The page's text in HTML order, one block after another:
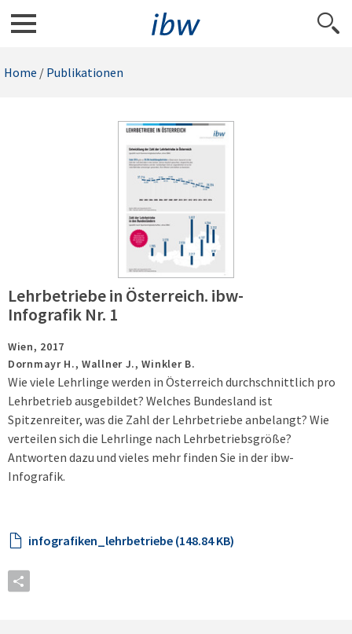
Home / Publikationen
Lehrbetriebe in Österreich. ibw-
Infografik Nr. 1
Wien, 2017
Dornmayr H., Wallner J., Winkler B.
Wie viele Lehrlinge werden in Österreich durchschnittlich pro
Lehrbetrieb ausgebildet? Welches Bundesland ist
Spitzenreiter, was die Zahl der Lehrbetriebe anbelangt? Wie
verteilen sich die Lehrlinge nach Lehrbetriebsgröße?
Antworten dazu und vieles mehr finden Sie in der ibw-
Infografik.
infografiken_lehrbetriebe (148.84 KB)